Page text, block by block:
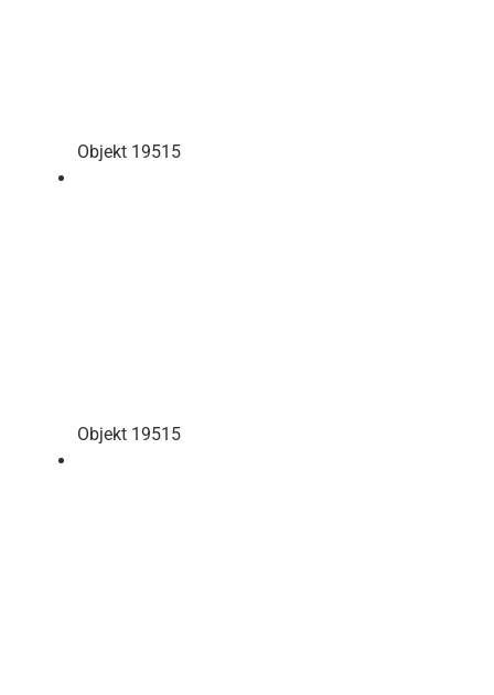
Objekt 19515
Objekt 19515